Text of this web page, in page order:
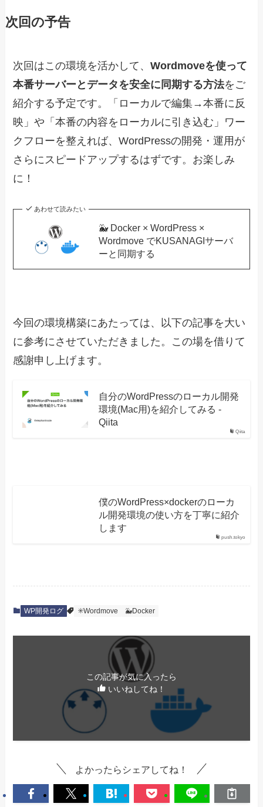
次回の予告
次回はこの環境を活かして、Wordmoveを使って
本番サーバーとデータを安全に同期する方法をご
紹介する予定です。「ローカルで編集→本番に反
映」や「本番の内容をローカルに引き込む」ワー
クフローを整えれば、WordPressの開発・運用が
さらにスピードアップするはずです。お楽しみ
に！
あわせて読みたい
🐳 Docker × WordPress ×
Wordmove でKUSANAGIサーバ
ーと同期する
今回の環境構築にあたっては、以下の記事を大い
に参考にさせていただきました。この場を借りて
感謝申し上げます。
Qiita
自分のWordPressのローカル開発
環境(Mac用)を紹介してみる -
Qiita
push.tokyo
僕のWordPress×dockerのローカ
ル開発環境の使い方を丁寧に紹介
します
WP開発ログ ✳️Wordmove 🐳Docker
この記事が気に入ったら
いいねしてね！
よかったらシェアしてね！